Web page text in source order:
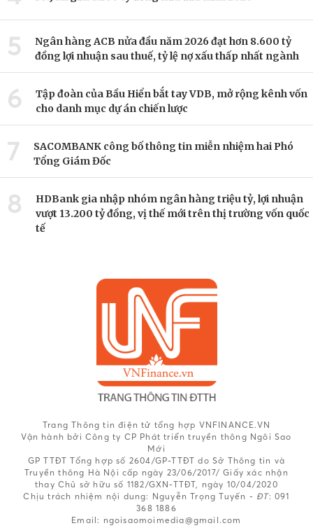
5
Ngân hàng ACB nửa đầu năm 2026 đạt hơn 8.600 tỷ
đồng lợi nhuận sau thuế, tỷ lệ nợ xấu thấp nhất ngành
6
Tập đoàn của Bầu Hiển bắt tay VDB, mở rộng kênh vốn
cho danh mục dự án chiến lược
7
SACOMBANK công bố thông tin miễn nhiệm hai Phó
Tổng Giám Đốc
8
HDBank gia nhập nhóm ngân hàng triệu tỷ, lợi nhuận
vượt 13.200 tỷ đồng, vị thế mới trên thị trường vốn quốc
tế
Trang Thông tin điện tử tổng hợp VNFINANCE.VN
Vận hành bởi Công ty CP Phát triển truyền thông Ngôi Sao
Mới
GP TTĐT Tổng hợp số 2604/GP-TTĐT do Sở Thông tin và
Truyền thông Hà Nội cấp ngày 23/06/2017/ Giấy xác nhận
thay Chủ sở hữu số 1182/GXN-TTĐT, ngày 10/04/2020
Chịu trách nhiệm nội dung: Nguyễn Trọng Tuyến - ĐT: 091
368 1886
Email: ngoisaomoimedia@gmail.com